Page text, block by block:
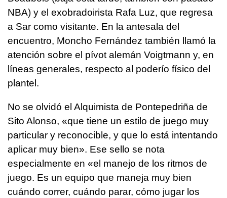
NBA) y el exobradoirista Rafa Luz, que regresa
a Sar como visitante. En la antesala del
encuentro, Moncho Fernández también llamó la
atención sobre el pívot alemán Voigtmann y, en
líneas generales, respecto al poderío físico del
plantel.
No se olvidó el Alquimista de Pontepedriña de
Sito Alonso, «que tiene un estilo de juego muy
particular y reconocible, y que lo está intentando
aplicar muy bien». Ese sello se nota
especialmente en «el manejo de los ritmos de
juego. Es un equipo que maneja muy bien
cuándo correr, cuándo parar, cómo jugar los